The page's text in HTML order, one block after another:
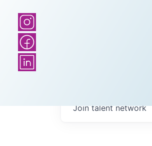
Join talent network